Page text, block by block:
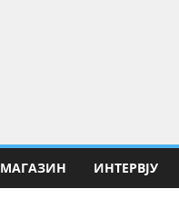
МАГАЗИН ИНТЕРВЈУ